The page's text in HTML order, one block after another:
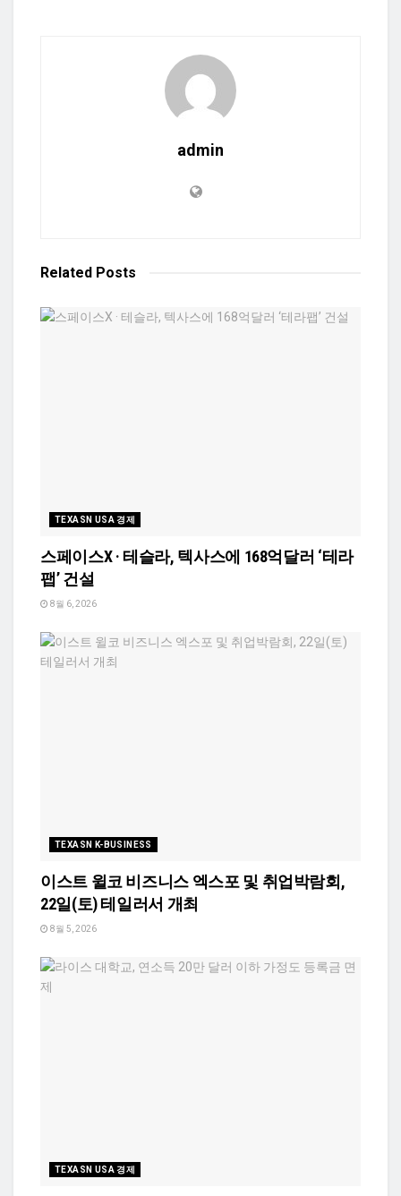
admin
Related Posts
TEXASN USA 경제
스페이스X · 테슬라, 텍사스에 168억달러 ‘테라
팹’ 건설
8월 6, 2026
TEXASN K-BUSINESS
이스트 윌코 비즈니스 엑스포 및 취업박람회,
22일(토) 테일러서 개최
8월 5, 2026
TEXASN USA 경제